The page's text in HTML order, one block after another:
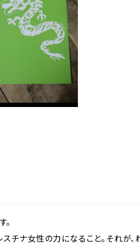
ン）2枚セット
。
ナ女性の力になること。それが、